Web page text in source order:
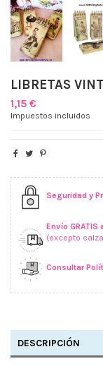
LIBRETAS
1,15 €
Impuestos incluidos
Seguridad y
Envío
(excepto
Consultar
DESCRIPCIÓN